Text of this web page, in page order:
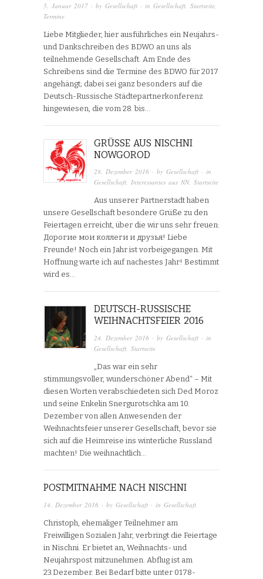
5. Januar 2017 · by Gesellschaft · in Gesellschaft Startseite
Termine
Liebe Mitglieder, hier ausführliches ein Neujahrs-
und Dankschreiben des BDWO an uns als
teilnehmende Gesellschaft. Am Ende des
Schreibens sind die Termine des BDWO für 2017
angehängt; dabei sei ganz besonders auf die
Deutsch-Russische Städtepartnerkonferenz
hingewiesen, die vom 28. bis…
GRÜSSE AUS NISCHNI N
OWGOROD
28. Dezember 2016 · byGesellschaft · in
Gesellschaft,Interessantes aus NN,Startseite
Aus unserer Partnerstadt haben
unsere Gesellschaft besondere Grüße zu den
Feiertagen erreicht, über die wir uns sehr freuen:
Дорогие мои коллеги и друзья! Liebe
Freunde! Noch ein Jahr ist vorbeigegangen. Mit
Hoffnung warte ich auf nachestes Jahr! Bestimmt
wird es…
DEUTSCH-RUSSISCHE
WEIHNACHTSFEIER 2016
24. Dezember 2016 · byGesellschaft · in
Gesellschaft ,Startseite
„Das war ein sehr
stimmungsvoller, wunderschöner Abend“ – Mit
diesen Worten verabschiedeten sich Ded Moroz
und seine Enkelin Snergurotschka am 10.
Dezember von allen Anwesenden der
Weihnachtsfeier unserer Gesellschaft, bevor sie
sich auf die Heimreise ins winterliche Russland
machten! Die weihnachtlich…
POSTMITNAHME NACH NISCHNI
14. Dezember 2016 · by Gesellschaft · in Gesellschaft
Christoph, ehemaliger Teilnehmer am
Freiwilligen Sozialen Jahr, verbringt die Feiertage
in Nischni. Er bietet an, Weihnachts- und
Neujahrspost mitzunehmen. Abflug ist am
23.Dezember. Bei Bedarf bitte unter 0178-